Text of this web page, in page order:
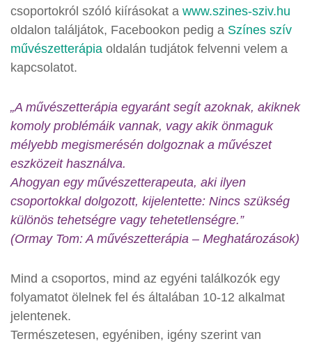
csoportokról szóló kiírásokat a www.szines-sziv.hu
oldalon találjátok, Facebookon pedig a Színes szív
művészetterápia oldalán tudjátok felvenni velem a
kapcsolatot.
„A művészetterápia egyaránt segít azoknak, akiknek
komoly problémáik vannak, vagy akik önmaguk
mélyebb megismerésén dolgoznak a művészet
eszközeit használva.
Ahogyan egy művészetterapeuta, aki ilyen
csoportokkal dolgozott, kijelentette: Nincs szükség
különös tehetségre vagy tehetetlenségre.”
(Ormay Tom: A művészetterápia – Meghatározások)
Mind a csoportos, mind az egyéni találkozók egy
folyamatot ölelnek fel és általában 10-12 alkalmat
jelentenek.
Természetesen, egyéniben, igény szerint van